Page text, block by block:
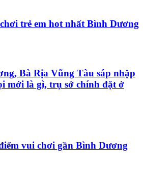
trẻ em hot nhất Bình Dương
Bà Rịa Vũng Tàu sáp nhập
mới là gì, trụ sở chính đặt ở
vui chơi gần Bình Dương